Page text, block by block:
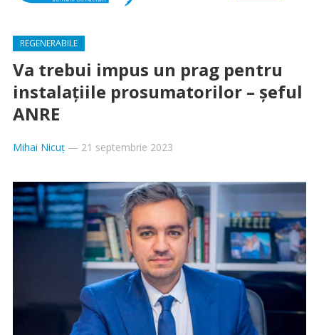
REGENERABILE
Va trebui impus un prag pentru
instalațiile prosumatorilor – șeful
ANRE
Mihai Nicuț— 21 septembrie 2023